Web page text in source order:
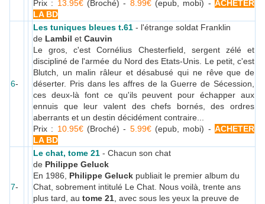
Prix : 13.95€(Broché) - 8.99€(epub, mobi) -ACHETER
LA BD
6-
Les tuniques bleues t.61 - l'étrange soldat Franklin
de Lambil et Cauvin
Le gros, c'est Cornélius Chesterfield, sergent zélé et
discipliné de l'armée du Nord des Etats-Unis. Le petit, c'est
Blutch, un malin râleur et désabusé qui ne rêve que de
déserter. Pris dans les affres de la Guerre de Sécession,
ces deux-là font ce qu'ils peuvent pour échapper aux
ennuis que leur valent des chefs bornés, des ordres
aberrants et un destin décidément contraire...
Prix : 10.95€(Broché) - 5.99€(epub, mobi) -ACHETER
LA BD
7-
Le chat, tome 21 - Chacun son chat
de Philippe Geluck
En 1986, Philippe Geluck publiait le premier album du
Chat, sobrement intitulé Le Chat. Nous voilà, trente ans
plus tard, au tome 21 , avec sous les yeux la preuve de